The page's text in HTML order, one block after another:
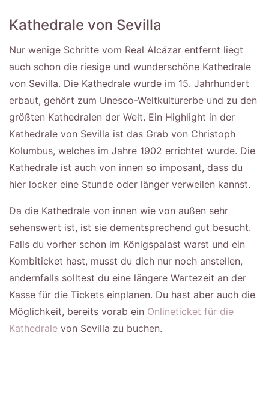
Kathedrale von Sevilla
Nur wenige Schritte vom Real Alcázar entfernt liegt
auch schon die riesige und wunderschöne Kathedrale
von Sevilla. Die Kathedrale wurde im 15. Jahrhundert
erbaut, gehört zum Unesco-Weltkulturerbe und zu den
größten Kathedralen der Welt. Ein Highlight in der
Kathedrale von Sevilla ist das Grab von Christoph
Kolumbus, welches im Jahre 1902 errichtet wurde. Die
Kathedrale ist auch von innen so imposant, dass du
hier locker eine Stunde oder länger verweilen kannst.
Da die Kathedrale von innen wie von außen sehr
sehenswert ist, ist sie dementsprechend gut besucht.
Falls du vorher schon im Königspalast warst und ein
Kombiticket hast, musst du dich nur noch anstellen,
andernfalls solltest du eine längere Wartezeit an der
Kasse für die Tickets einplanen. Du hast aber auch die
Möglichkeit, bereits vorab ein Onlineticket für die
Kathedrale von Sevilla zu buchen.